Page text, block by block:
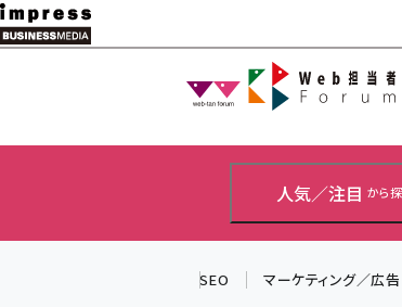
メ
イ
人気／注目 から
SEO マーケティング／広告